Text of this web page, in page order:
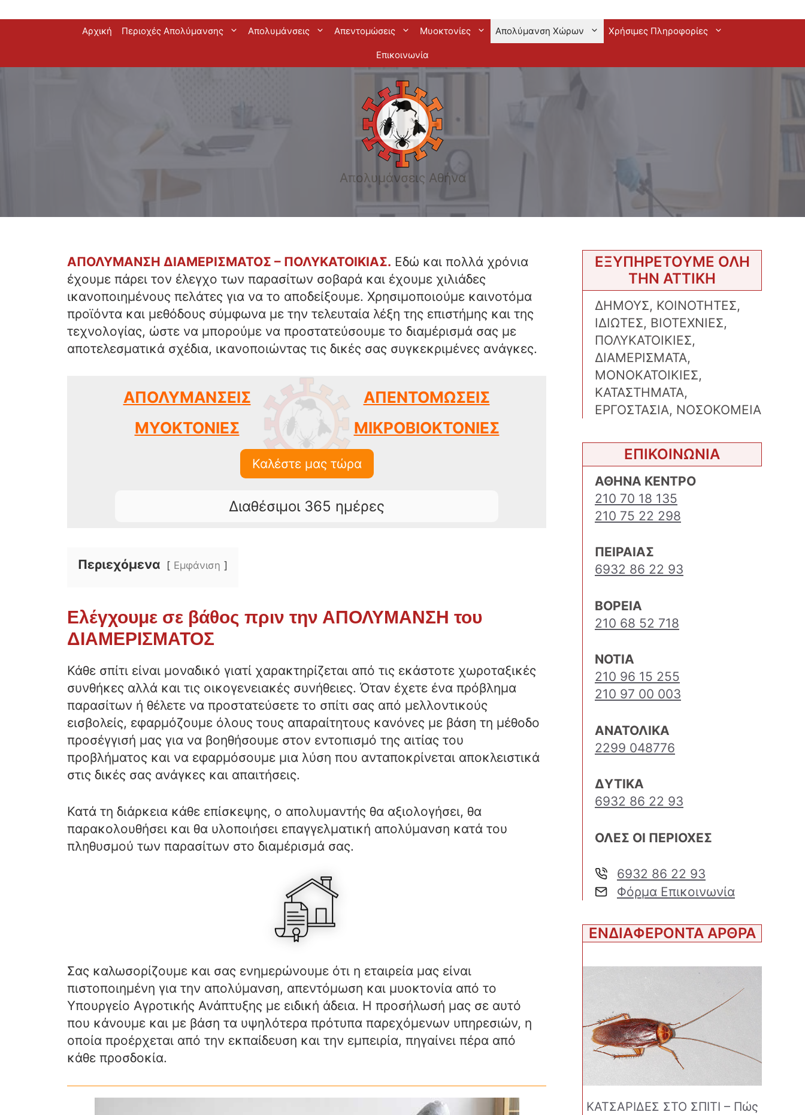
Αρχική Περιοχές Απολύμανσης Απολυμάνσεις Απεντομώσεις Μυοκτονίες Απολύμανση Χώρων Χρήσιμες Πληροφορίες
Επικοινωνία
Απολυμάνσεις Αθήνα
ΑΠΟΛΥΜΑΝΣΗ ΔΙΑΜΕΡΙΣΜΑΤΟΣ – ΠΟΛΥΚΑΤΟΙΚΙΑΣ. Εδώ και πολλά χρόνια
έχουμε πάρει τον έλεγχο των παρασίτων σοβαρά και έχουμε χιλιάδες
ικανοποιημένους πελάτες για να το αποδείξουμε. Χρησιμοποιούμε καινοτόμα
προϊόντα και μεθόδους σύμφωνα με την τελευταία λέξη της επιστήμης και της
τεχνολογίας, ώστε να μπορούμε να προστατεύσουμε το διαμέρισμά σας με
αποτελεσματικά σχέδια, ικανοποιώντας τις δικές σας συγκεκριμένες ανάγκες.
ΑΠΟΛΥΜΑΝΣΕΙΣ
ΜΥΟΚΤΟΝΙΕΣ
ΑΠΕΝΤΟΜΩΣΕΙΣ
ΜΙΚΡΟΒΙΟΚΤΟΝΙΕΣ
Καλέστε μας τώρα
Διαθέσιμοι 365 ημέρες
Περιεχόμενα Εμφάνιση
Ελέγχουμε σε βάθος πριν την ΑΠΟΛΥΜΑΝΣΗ του
ΔΙΑΜΕΡΙΣΜΑΤΟΣ
Κάθε σπίτι είναι μοναδικό γιατί χαρακτηρίζεται από τις εκάστοτε χωροταξικές
συνθήκες αλλά και τις οικογενειακές συνήθειες. Όταν έχετε ένα πρόβλημα
παρασίτων ή θέλετε να προστατεύσετε το σπίτι σας από μελλοντικούς
εισβολείς, εφαρμόζουμε όλους τους απαραίτητους κανόνες με βάση τη μέθοδο
προσέγγισή μας για να βοηθήσουμε στον εντοπισμό της αιτίας του
προβλήματος και να εφαρμόσουμε μια λύση που ανταποκρίνεται αποκλειστικά
στις δικές σας ανάγκες και απαιτήσεις.
Κατά τη διάρκεια κάθε επίσκεψης, ο απολυμαντής θα αξιολογήσει, θα
παρακολουθήσει και θα υλοποιήσει επαγγελματική απολύμανση κατά του
πληθυσμού των παρασίτων στο διαμέρισμά σας.
Σας καλωσορίζουμε και σας ενημερώνουμε ότι η εταιρεία μας είναι
πιστοποιημένη για την απολύμανση, απεντόμωση και μυοκτονία από το
Υπουργείο Αγροτικής Ανάπτυξης με ειδική άδεια. Η προσήλωσή μας σε αυτό
που κάνουμε και με βάση τα υψηλότερα πρότυπα παρεχόμενων υπηρεσιών, η
οποία προέρχεται από την εκπαίδευση και την εμπειρία, πηγαίνει πέρα από
κάθε προσδοκία.
ΕΞΥΠΗΡΕΤΟΥΜΕ ΟΛΗ
ΤΗΝ ΑΤΤΙΚΗ
ΔΗΜΟΥΣ, ΚΟΙΝΟΤΗΤΕΣ,
ΙΔΙΩΤΕΣ, ΒΙΟΤΕΧΝΙΕΣ,
ΠΟΛΥΚΑΤΟΙΚΙΕΣ,
ΔΙΑΜΕΡΙΣΜΑΤΑ,
ΜΟΝΟΚΑΤΟΙΚΙΕΣ,
ΚΑΤΑΣΤΗΜΑΤΑ,
ΕΡΓΟΣΤΑΣΙΑ, ΝΟΣΟΚΟΜΕΙΑ
ΕΠΙΚΟΙΝΩΝΙΑ
ΑΘΗΝΑ ΚΕΝΤΡΟ
210 70 18 135
210 75 22 298
ΠΕΙΡΑΙΑΣ
6932 86 22 93
ΒΟΡΕΙΑ
210 68 52 718
ΝΟΤΙΑ
210 96 15 255
210 97 00 003
ΑΝΑΤΟΛΙΚΑ
2299 048776
ΔΥΤΙΚΑ
6932 86 22 93
ΟΛΕΣ ΟΙ ΠΕΡΙΟΧΕΣ
6932 86 22 93
Φόρμα Επικοινωνία
ΕΝΔΙΑΦΕΡΟΝΤΑ ΑΡΘΡΑ
ΚΑΤΣΑΡΙΔΕΣ ΣΤΟ ΣΠΙΤΙ – Πώς